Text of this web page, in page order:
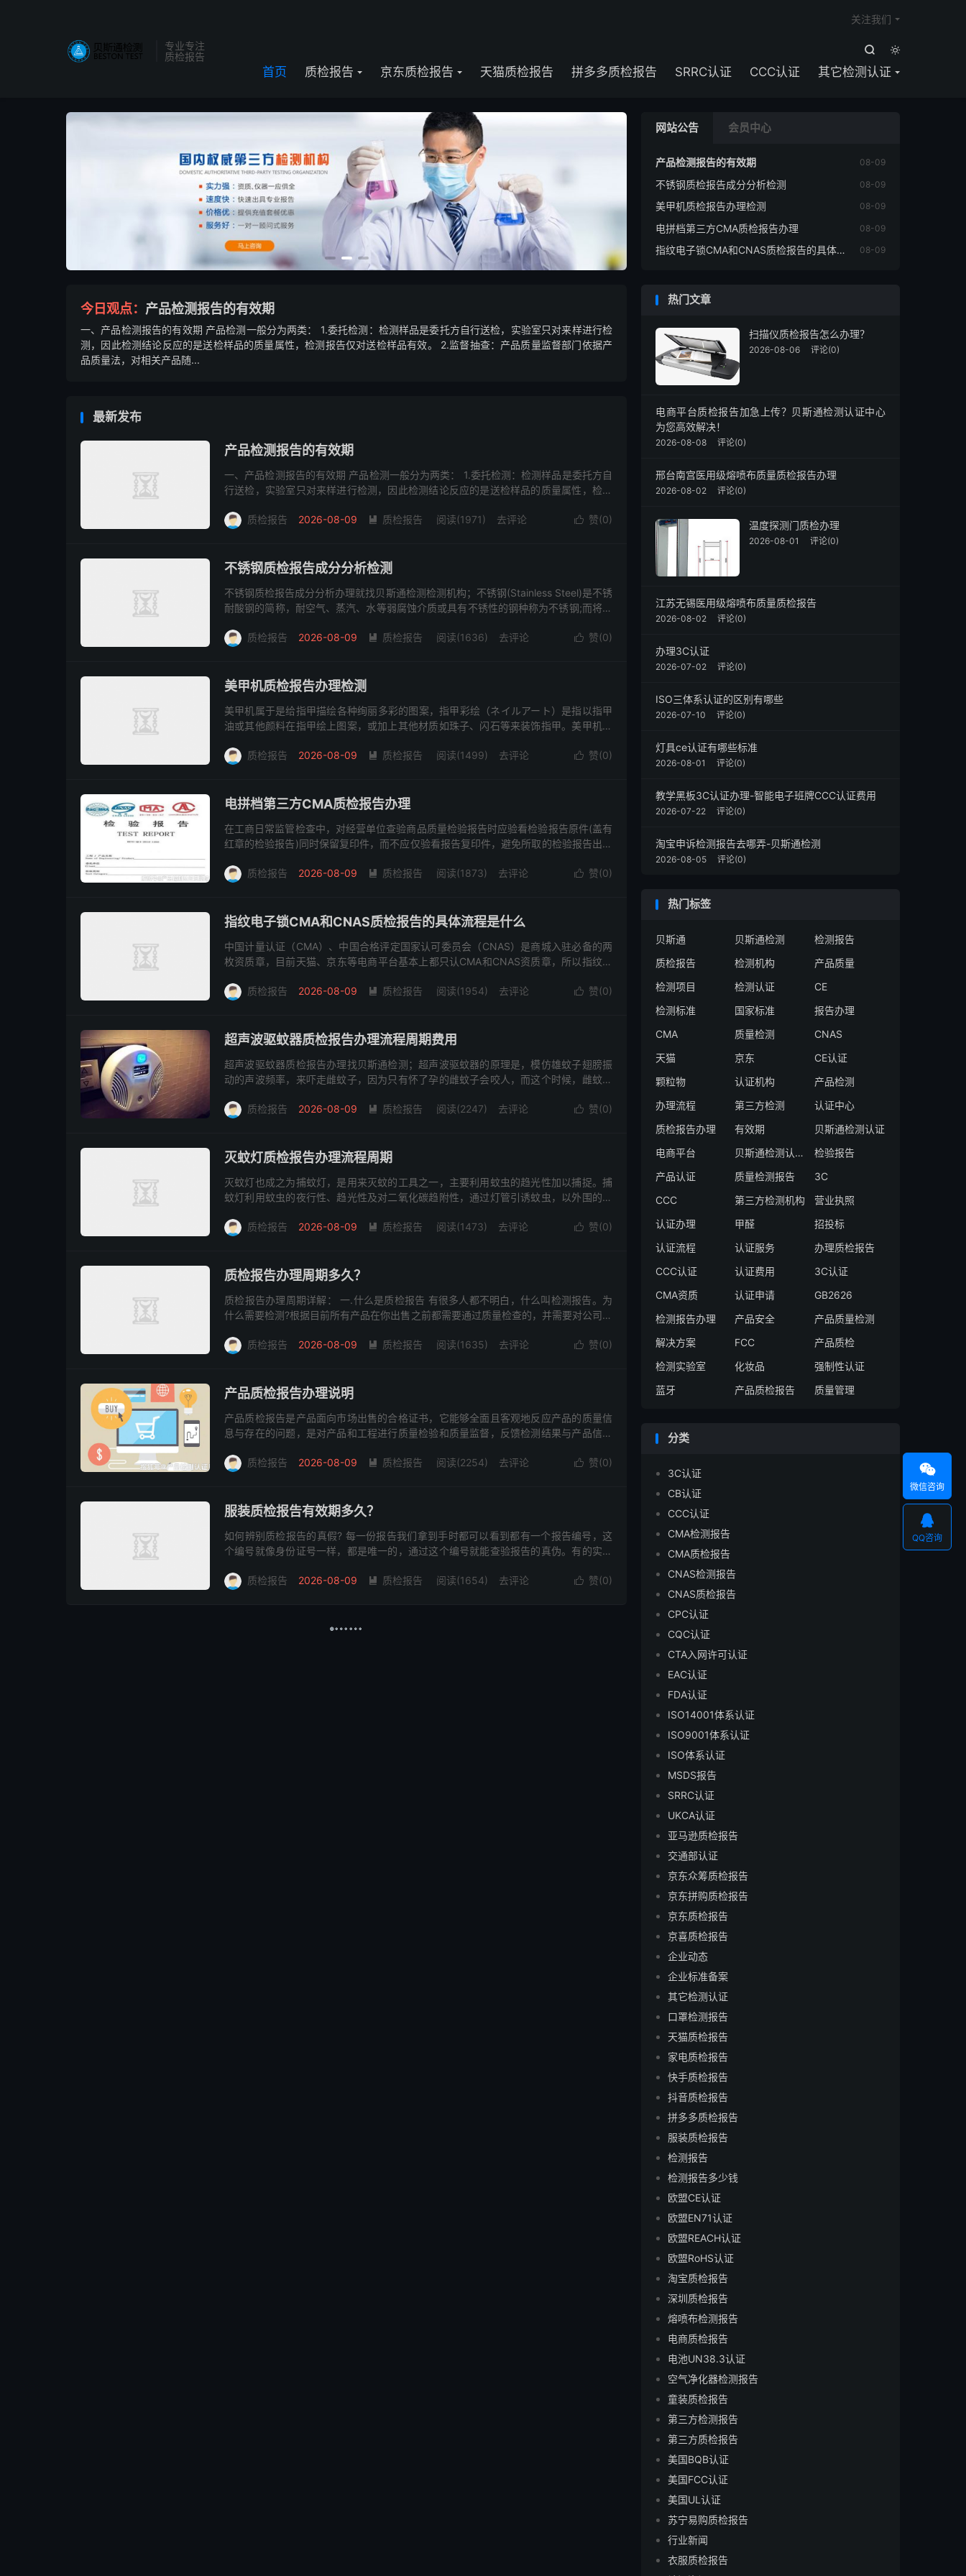
专业专注
质检报告


首页 质检报告 京东质检报告 天猫质检报告 拼多多质检报告 SRRC认证 CCC认证 其它检测认证
关注我们

今日观点： 产品检测报告的有效期
一、产品检测报告的有效期 产品检测一般分为两类： 1.委托检测：检测样品是委托方自行送检，实验室只对来样进行检
测，因此检测结论反应的是送检样品的质量属性，检测报告仅对送检样品有效。 2.监督抽查：产品质量监督部门依据产
品质量法，对相关产品随...
最新发布
产品检测报告的有效期
一、产品检测报告的有效期 产品检测一般分为两类： 1.委托检测：检测样品是委托方自
行送检，实验室只对来样进行检测，因此检测结论反应的是送检样品的质量属性，检测
随...
 赞(0)
质检报告 2026-08-09  质检报告 阅读(1971) 去评论
不锈钢质检报告成分分析检测
不锈钢质检报告成分分析办理就找贝斯通检测检测机构；不锈钢(Stainless Steel)是不锈
耐酸钢的简称，耐空气、蒸汽、水等弱腐蚀介质或具有不锈性的钢种称为不锈钢;而将耐
 赞(0)
质检报告 2026-08-09  质检报告 阅读(1636) 去评论
美甲机质检报告办理检测
美甲机属于是给指甲描绘各种绚丽多彩的图案，指甲彩绘（ネイルアート）是指以指甲
油或其他颜料在指甲绘上图案，或加上其他材质如珠子、闪石等来装饰指甲。美甲机需
报告办理...
 赞(0)
质检报告 2026-08-09  质检报告 阅读(1499) 去评论
电拼档第三方CMA质检报告办理
在工商日常监管检查中，对经营单位查验商品质量检验报告时应验看检验报告原件(盖有
红章的检验报告)同时保留复印件，而不应仅验看报告复印件，避免所取的检验报告出现
是没有确...
 赞(0)
质检报告 2026-08-09  质检报告 阅读(1873) 去评论
指纹电子锁CMA和CNAS质检报告的具体流程是什么
中国计量认证（CMA）、中国合格评定国家认可委员会（CNAS）是商城入驻必备的两
枚资质章，目前天猫、京东等电商平台基本上都只认CMA和CNAS资质章，所以指纹电
全合...
 赞(0)
质检报告 2026-08-09  质检报告 阅读(1954) 去评论
超声波驱蚊器质检报告办理流程周期费用
超声波驱蚊器质检报告办理找贝斯通检测；超声波驱蚊器的原理是，模仿雄蚊子翅膀振
动的声波频率，来吓走雌蚊子，因为只有怀了孕的雌蚊子会咬人，而这个时候，雌蚊子
准 超声...
 赞(0)
质检报告 2026-08-09  质检报告 阅读(2247) 去评论
灭蚊灯质检报告办理流程周期
灭蚊灯也成之为捕蚊灯，是用来灭蚊的工具之一，主要利用蚊虫的趋光性加以捕捉。捕
蚊灯利用蚊虫的夜行性、趋光性及对二氧化碳趋附性，通过灯管引诱蚊虫，以外围的高
干，以达到杀蚊...
 赞(0)
质检报告 2026-08-09  质检报告 阅读(1473) 去评论
质检报告办理周期多久？
质检报告办理周期详解： 一.什么是质检报告 有很多人都不明白，什么叫检测报告。为
什么需要检测?根据目前所有产品在你出售之前都需要通过质量检查的，并需要对公司产
测得出...
 赞(0)
质检报告 2026-08-09  质检报告 阅读(1635) 去评论
产品质检报告办理说明
产品质检报告是产品面向市场出售的合格证书，它能够全面且客观地反应产品的质量信
息与存在的问题，是对产品和工程进行质量检验和质量监督，反馈检测结果与产品信息
的产品检测报...
 赞(0)
质检报告 2026-08-09  质检报告 阅读(2254) 去评论
服装质检报告有效期多久？
如何辨别质检报告的真假? 每一份报告我们拿到手时都可以看到都有一个报告编号，这
个编号就像身份证号一样，都是唯一的，通过这个编号就能查验报告的真伪。有的实验
的。一般实...
 赞(0)
质检报告 2026-08-09  质检报告 阅读(1654) 去评论
网站公告 会员中心
08-09
产品检测报告的有效期
08-09
不锈钢质检报告成分分析检测
08-09
美甲机质检报告办理检测
08-09
电拼档第三方CMA质检报告办理
08-09
指纹电子锁CMA和CNAS质检报告的具体流程是什么
热门文章
扫描仪质检报告怎么办理？
2026-08-06 评论(0)
电商平台质检报告加急上传？贝斯通检测认证中心
为您高效解决！
2026-08-08 评论(0)
邢台南宫医用级熔喷布质量质检报告办理
2026-08-02 评论(0)
温度探测门质检办理
2026-08-01 评论(0)
江苏无锡医用级熔喷布质量质检报告
2026-08-02 评论(0)
办理3C认证
2026-07-02 评论(0)
ISO三体系认证的区别有哪些
2026-07-10 评论(0)
灯具ce认证有哪些标准
2026-08-01 评论(0)
教学黑板3C认证办理-智能电子班牌CCC认证费用
2026-07-22 评论(0)
淘宝申诉检测报告去哪弄-贝斯通检测
2026-08-05 评论(0)
热门标签
贝斯通 贝斯通检测
检测报告
质检报告
检测机构
产品质量
检测项目
检测认证
CE
检测标准
国家标准
报告办理
CMA
质量检测
CNAS
天猫
京东
CE认证
颗粒物
认证机构
产品检测
办理流程
第三方检测
认证中心
质检报告办理
有效期
贝斯通检测认证
电商平台
贝斯通检测认证中心
检验报告
产品认证
质量检测报告
3C
CCC
第三方检测机构
营业执照
认证办理
甲醛
招投标
认证流程
认证服务
办理质检报告
CCC认证
认证费用
3C认证
CMA资质
认证申请
GB2626
检测报告办理
产品安全
产品质量检测
解决方案
FCC
产品质检
检测实验室
化妆品
强制性认证
蓝牙
产品质检报告 质量管理
分类
3C认证
CB认证
CCC认证
CMA检测报告
CMA质检报告
CNAS检测报告
CNAS质检报告
CPC认证
CQC认证
CTA入网许可认证
EAC认证
FDA认证
ISO14001体系认证
ISO9001体系认证
ISO体系认证
MSDS报告
SRRC认证
UKCA认证
亚马逊质检报告
交通部认证
京东众筹质检报告
京东拼购质检报告
京东质检报告
京喜质检报告
企业动态
企业标准备案
其它检测认证
口罩检测报告
天猫质检报告
家电质检报告
快手质检报告
抖音质检报告
拼多多质检报告
服装质检报告
检测报告
检测报告多少钱
欧盟CE认证
欧盟EN71认证
欧盟REACH认证
欧盟RoHS认证
淘宝质检报告
深圳质检报告
熔喷布检测报告
电商质检报告
电池UN38.3认证
空气净化器检测报告
童装质检报告
第三方检测报告
第三方质检报告
美国BQB认证
美国FCC认证
美国UL认证
苏宁易购质检报告
行业新闻
衣服质检报告

微信咨询

QQ咨询